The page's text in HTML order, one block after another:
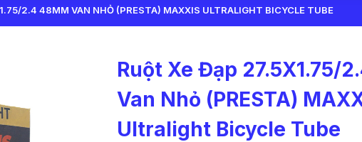
2.4 48MM VAN NHỎ (PRESTA) MAXXIS ULTRALIGHT BICYCLE TUBE
Ruột Xe Đạp 27.5X1.75/
Van Nhỏ (PRESTA)
Ultralight Bicycle Tube